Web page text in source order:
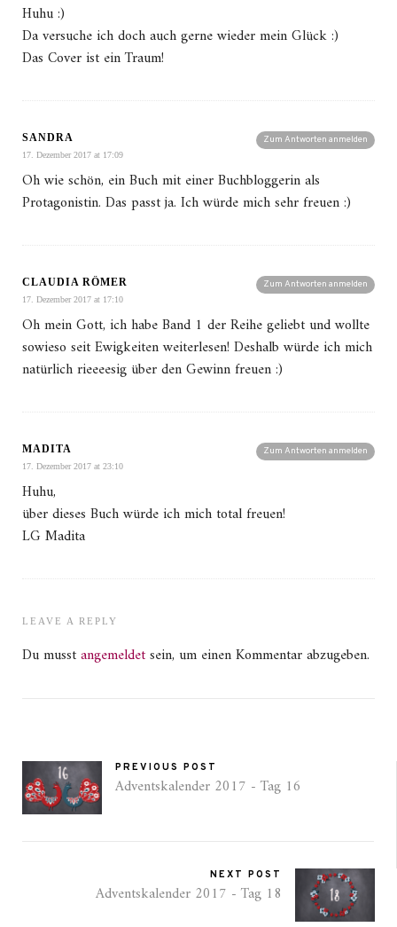
Huhu :)
Da versuche ich doch auch gerne wieder mein Glück :)
Das Cover ist ein Traum!
Zum Antworten anmelden
SANDRA
17. Dezember 2017 at 17:09
Oh wie schön, ein Buch mit einer Buchbloggerin als
Protagonistin. Das passt ja. Ich würde mich sehr freuen :)
Zum Antworten anmelden
CLAUDIA RÖMER
17. Dezember 2017 at 17:10
Oh mein Gott, ich habe Band 1 der Reihe geliebt und wollte
sowieso seit Ewigkeiten weiterlesen! Deshalb würde ich mich
natürlich rieeeesig über den Gewinn freuen :)
Zum Antworten anmelden
MADITA
17. Dezember 2017 at 23:10
Huhu,
über dieses Buch würde ich mich total freuen!
LG Madita
LEAVE A REPLY
Du musstangemeldetsein, um einen Kommentar abzugeben.
PREVIOUS POST
Adventskalender 2017 - Tag 16
NEXT POST
Adventskalender 2017 - Tag 18